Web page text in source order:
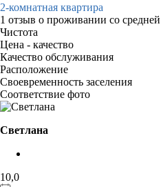
2-комнатная квартира
1 отзыв о проживании со
Чистота
Цена - качество
Качество обслуживания
Расположение
Своевременность заселения
Соответствие фото
Светлана
10,0